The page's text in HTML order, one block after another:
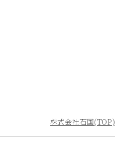
株式会社石国(TOP)